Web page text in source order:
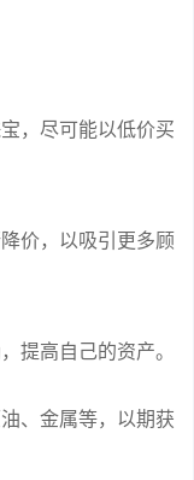
，尽可能以低价买
价，以吸引更多顾
提高自己的资产。
、金属等，以期获